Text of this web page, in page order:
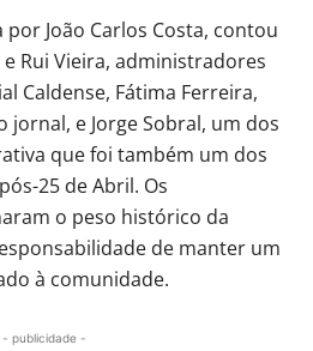
João Carlos Costa, contou
e Rui Vieira, administradores
Caldense, Fátima Ferreira,
e Jorge Sobral, um dos
que foi também um dos
25 de Abril. Os
o peso histórico da
de manter um
à comunidade.
- publicidade -